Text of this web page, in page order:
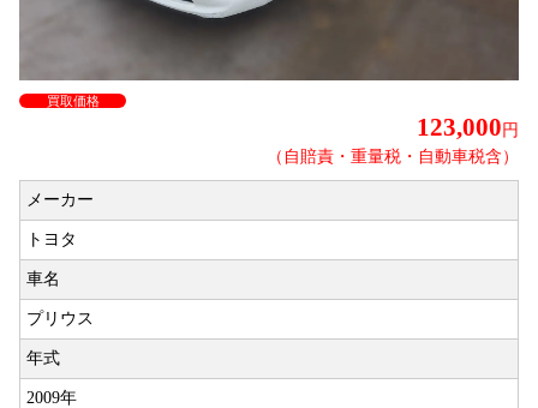
買取価格
123,000 円
（自賠責・重量税・自動車税含）
メーカー
トヨタ
車名
プリウス
年式
2009年